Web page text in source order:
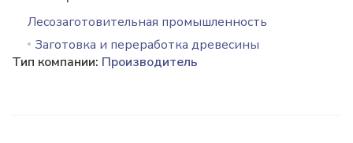
Лесозаготовительная промышленность
Заготовка и переработка древесины
Тип компании: Производитель